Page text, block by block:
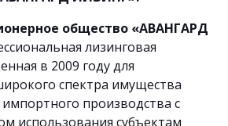
общество «АВАНГАРД
лизинговая
в 2009 году для
спектра имущества
производства с
использования субъектам